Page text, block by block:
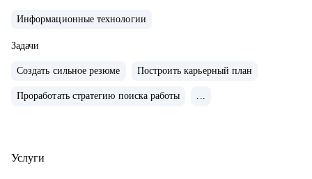
управление персоналом, обслуживание оборудования,
логистика и склад.
• Спроектировал несколько систем с нуля (платежные
корпоративные системы (CRM, ERP)
• Составить план профессионального развития
Информационные технологии
Задачи
Создать сильное резюме Построить карьерный план
Проработать стратегию поиска работы ...
Услуги